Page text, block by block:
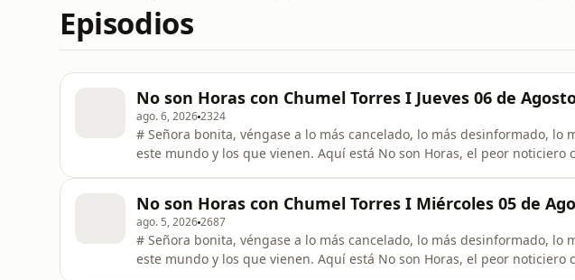
Episodios
No son Horas con Chumel Torres I Jueves 06 de
ago. 6, 20262324
# Señora bonita, véngase a lo más cancelado, lo más desinformado, lo
este mundo y los que vienen. Aquí está No son Horas, el peor noticiero
No son Horas con Chumel Torres I Miércoles 05 de
ago. 5, 20262687
# Señora bonita, véngase a lo más cancelado, lo más desinformado, lo
este mundo y los que vienen. Aquí está No son Horas, el peor noticiero